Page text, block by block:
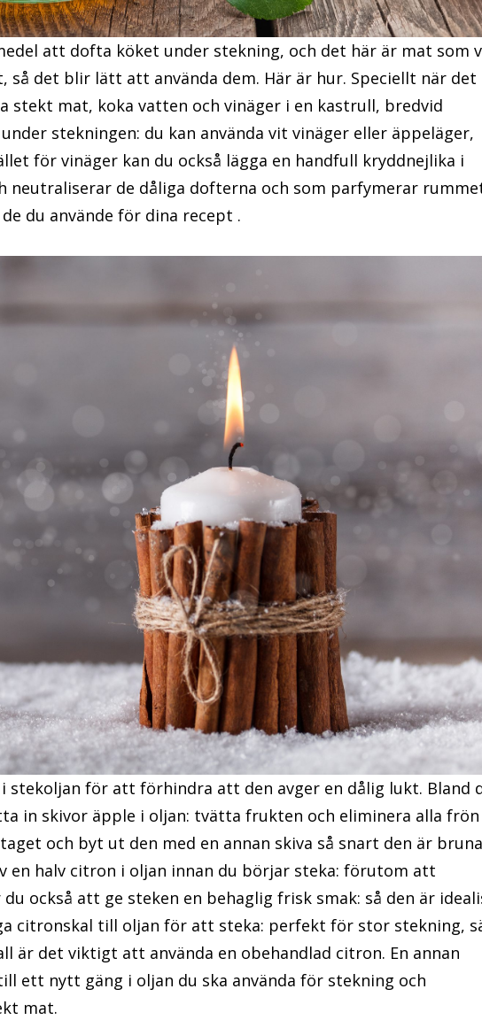
att dofta köket under stekning, och det här är mat som
så det blir lätt att använda dem. Här är hur. Speciellt när det
stekt mat, koka vatten och vinäger i en kastrull, bredvid
stekningen: du kan använda vit vinäger eller äppeläger,
för vinäger kan du också lägga en handfull kryddnejlika i
neutraliserar de dåliga dofterna och som parfymerar
du använde för dina recept .
för att förhindra att den avger en dålig lukt. Bland
in skivor äpple i oljan: tvätta frukten och eliminera alla frön
och byt ut den med en annan skiva så snart den är
en halv citron i oljan innan du börjar steka: förutom att
också att ge steken en behaglig frisk smak: så den är
citronskal till oljan för att steka: perfekt för stor stekning,
är det viktigt att använda en obehandlad citron. En annan
ett nytt gäng i oljan du ska använda för stekning och
mat.